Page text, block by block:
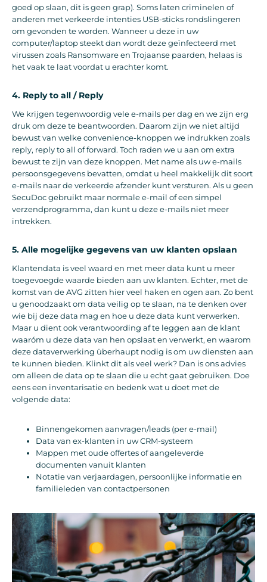
goed op slaan, dit is geen grap). Soms laten criminelen of
anderen met verkeerde intenties USB-sticks rondslingeren
om gevonden te worden. Wanneer u deze in uw
computer/laptop steekt dan wordt deze geïnfecteerd met
virussen zoals Ransomware en Trojaanse paarden, helaas is
het vaak te laat voordat u erachter komt.
4. Reply to all / Reply
We krijgen tegenwoordig vele e-mails per dag en we zijn erg
druk om deze te beantwoorden. Daarom zijn we niet altijd
bewust van welke convenience-knoppen we indrukken zoals
reply, reply to all of forward. Toch raden we u aan om extra
bewust te zijn van deze knoppen. Met name als uw e-mails
persoonsgegevens bevatten, omdat u heel makkelijk dit soort
e-mails naar de verkeerde afzender kunt versturen. Als u geen
SecuDoc gebruikt maar normale e-mail of een simpel
verzendprogramma, dan kunt u deze e-mails niet meer
intrekken.
5. Alle mogelijke gegevens van uw klanten opslaan
Klantendata is veel waard en met meer data kunt u meer
toegevoegde waarde bieden aan uw klanten. Echter, met de
komst van de AVG zitten hier veel haken en ogen aan. Zo bent
u genoodzaakt om data veilig op te slaan, na te denken over
wie bij deze data mag en hoe u deze data kunt verwerken.
Maar u dient ook verantwoording af te leggen aan de klant
waaróm u deze data van hen opslaat en verwerkt, en waarom
deze dataverwerking überhaupt nodig is om uw diensten aan
te kunnen bieden. Klinkt dit als veel werk? Dan is ons advies
om alleen de data op te slaan die u echt gaat gebruiken. Doe
eens een inventarisatie en bedenk wat u doet met de
volgende data:
Binnengekomen aanvragen/leads (per e-mail)
Data van ex-klanten in uw CRM-systeem
Mappen met oude offertes of aangeleverde
documenten vanuit klanten
Notatie van verjaardagen, persoonlijke informatie en
familieleden van contactpersonen